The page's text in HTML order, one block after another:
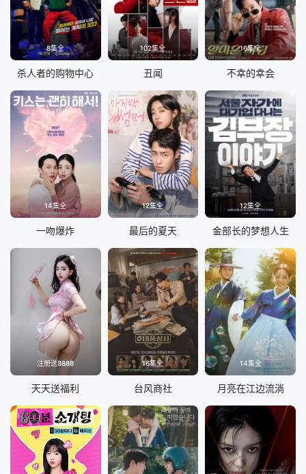
8集全
杀人者的购物中心
102集全
丑闻
16集全
不幸的幸会
14集全
一吻爆炸
12集全
最后的夏天
12集全
金部长的梦想人生
注册送8888
天天送福利
16集全
台风商社
14集全
月亮在江边流淌